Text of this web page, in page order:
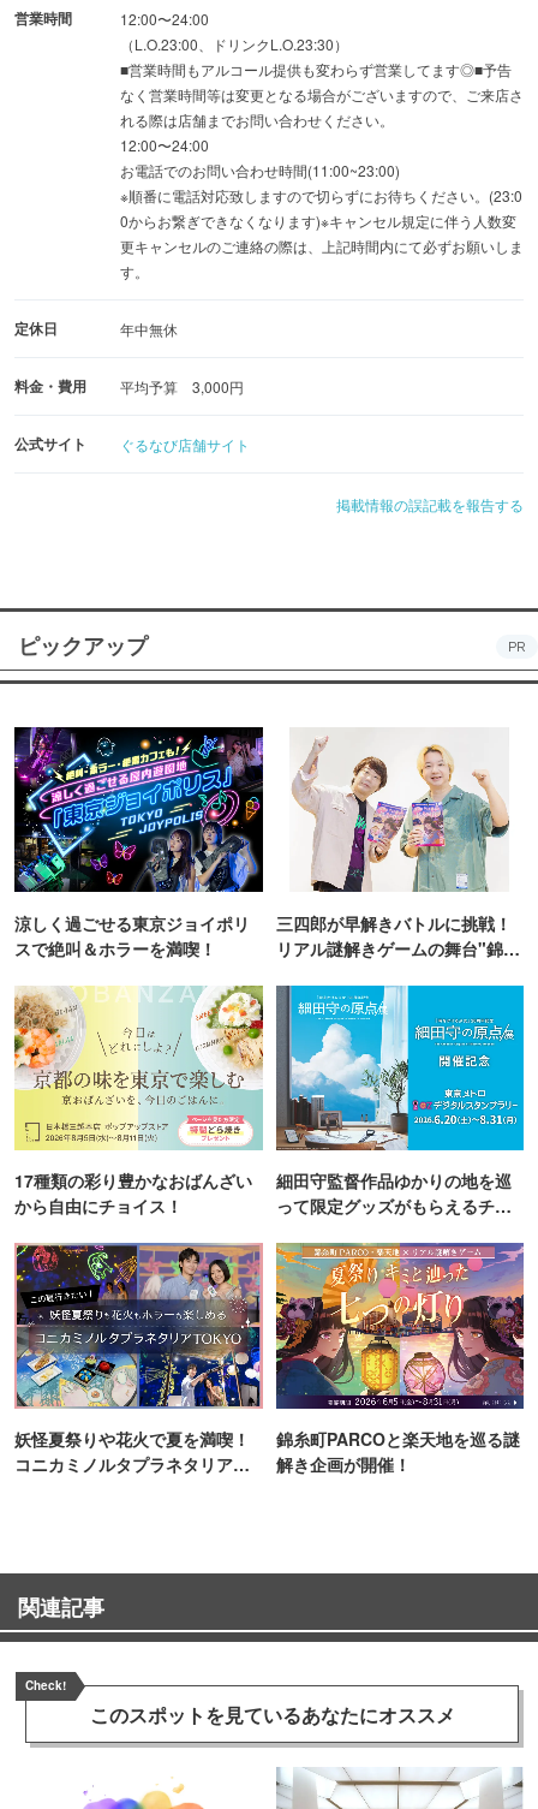
営業時間
12:00〜24:00
（L.O.23:00、ドリンクL.O.23:30）
■営業時間もアルコール提供も変わらず営業してます◎■予告
なく営業時間等は変更となる場合がございますので、ご来店さ
れる際は店舗までお問い合わせください。
12:00〜24:00
お電話でのお問い合わせ時間(11:00~23:00)
※順番に電話対応致しますので切らずにお待ちください。(23:0
0からお繋ぎできなくなります)※キャンセル規定に伴う人数変
更キャンセルのご連絡の際は、上記時間内にて必ずお願いしま
す。
定休日 年中無休
料金・費用 平均予算 3,000円
公式サイト ぐるなび店舗サイト
掲載情報の誤記載を報告する
ピックアップ PR
涼しく過ごせる東京ジョイポリ
スで絶叫＆ホラーを満喫！
三四郎が早解きバトルに挑戦！
リアル謎解きゲームの舞台"錦糸
17種類の彩り豊かなおばんざい
から自由にチョイス！
細田守監督作品ゆかりの地を巡
って限定グッズがもらえるチャ
妖怪夏祭りや花火で夏を満喫！
コニカミノルタプラネタリア
錦糸町PARCOと楽天地を巡る謎
解き企画が開催！
関連記事
Check!
このスポットを見ているあなたにオススメ